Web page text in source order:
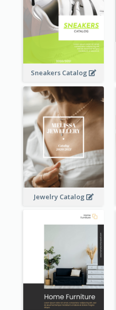
Sneakers Catalog
Jewelry Catalog